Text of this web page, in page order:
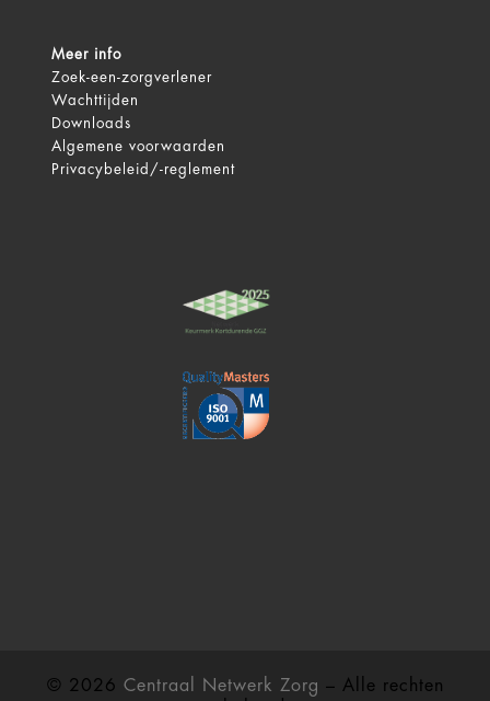
Meer info
Zoek-een-zorgverlener
Wachttijden
Downloads
Algemene voorwaarden
Privacybeleid/-reglement
© 2026 Centraal Netwerk Zorg – Alle rechten